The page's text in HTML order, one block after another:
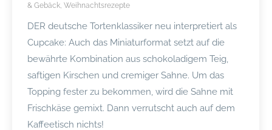
& Gebäck Weihnachtsrezepte
DER deutsche Tortenklassiker neu interpretiert als
Cupcake: Auch das Miniaturformat setzt auf die
bewährte Kombination aus schokoladigem Teig,
saftigen Kirschen und cremiger Sahne. Um das
Topping fester zu bekommen, wird die Sahne mit
Frischkäse gemixt. Dann verrutscht auch auf dem
Kaffeetisch nichts!